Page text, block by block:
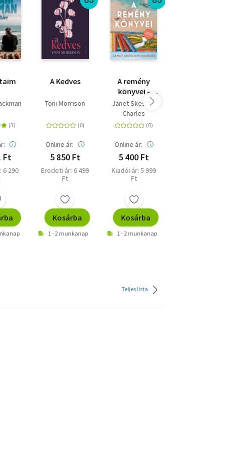
Ft
6 290
A Kedves
Toni Morrison
Online ár:
5 850 Ft
Eredeti ár: 6 499
Ft
Kosárba
1 - 2 munkanap
A remény
könyvei -
Felemelő
történet
újrakezdésről,
kitartásról és
a könyvek
erejéről
Janet Skeslien
Charles
Online ár:
5 400 Ft
Kiadói ár: 5 999
Ft
Kosárba
1 - 2 munkanap
Teljes lista